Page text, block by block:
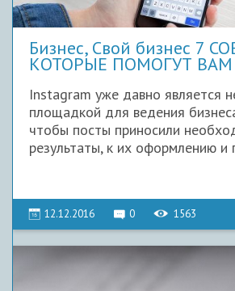
Бизнес, Свой бизнес 7
КОТОРЫЕ ПОМОГУТ
Instagram уже давно является
площадкой для ведения
чтобы посты приносили
результаты, к их оформлению и
12.12.2016 0 1563